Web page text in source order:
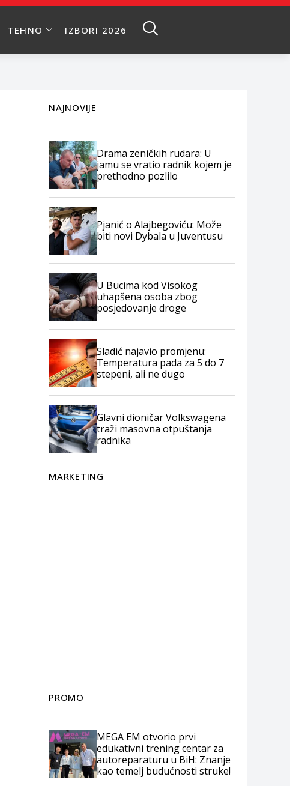
TEHNO IZBORI 2026
NAJNOVIJE
Drama zeničkih rudara: U
jamu se vratio radnik kojem je
prethodno pozlilo
Pjanić o Alajbegoviću: Može
biti novi Dybala u Juventusu
U Bucima kod Visokog
uhapšena osoba zbog
posjedovanje droge
Sladić najavio promjenu:
Temperatura pada za 5 do 7
stepeni, ali ne dugo
Glavni dioničar Volkswagena
traži masovna otpuštanja
radnika
MARKETING
PROMO
MEGA EM otvorio prvi
edukativni trening centar za
autoreparaturu u BiH: Znanje
kao temelj budućnosti struke!